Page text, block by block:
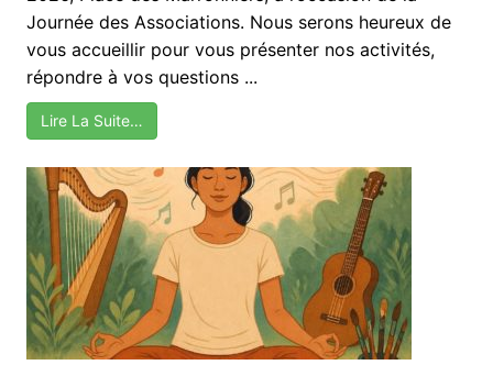
Journée des Associations. Nous serons heureux de
vous accueillir pour vous présenter nos activités,
répondre à vos questions ...
Lire La Suite…